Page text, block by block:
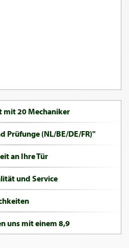
mit 20 Mechaniker
Prüfunge (NL/BE/DE/FR)"
an Ihre Tür
und Service
uns mit einem 8,9